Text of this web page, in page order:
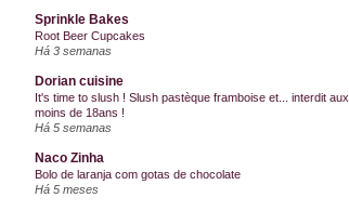
Sprinkle Bakes
Root Beer Cupcakes
Há 3 semanas
Dorian cuisine
It's time to slush ! Slush pastèque framboise et... interdit aux
moins de 18ans !
Há 5 semanas
Naco Zinha
Bolo de laranja com gotas de chocolate
Há 5 meses